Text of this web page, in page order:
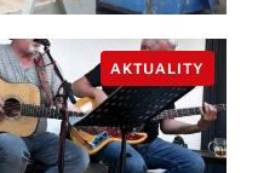
AKTUALITY